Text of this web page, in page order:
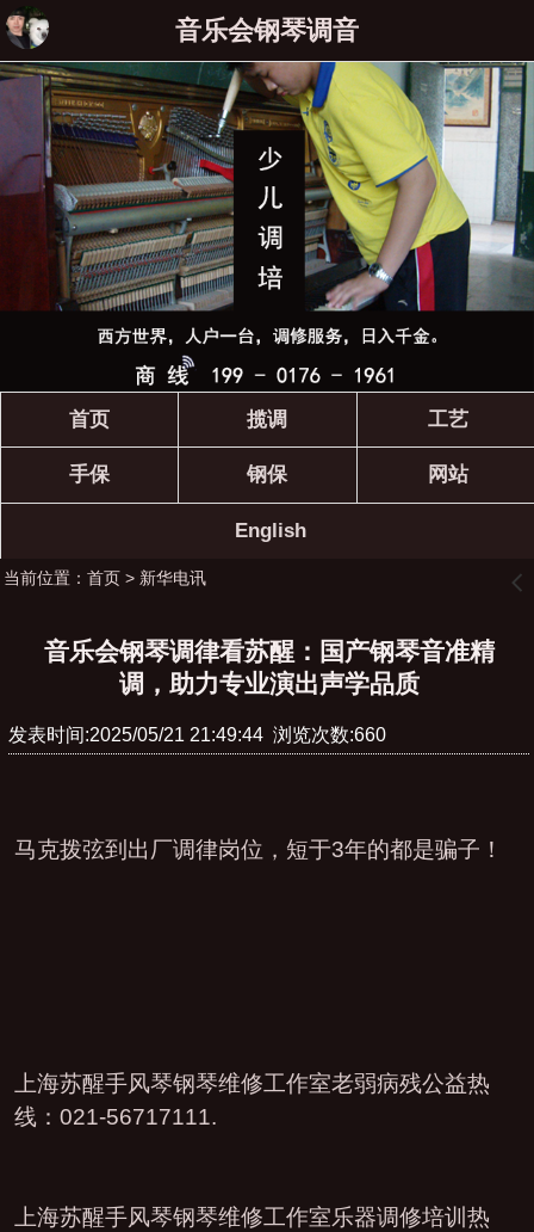
音乐会钢琴调音
首页 揽调 工艺
手保 钢保 网站
English
当前位置： 首页> 新华电讯 󰊒
音乐会钢琴调律看苏醒：国产钢琴音准精
调，助力专业演出声学品质
发表时间:2025/05/21 21:49:44 浏览次数:660
马克拨弦到出厂调律岗位，短于3年的都是骗子！
上海苏醒手风琴钢琴维修工作室老弱病残公益热
线：021-56717111.
上海苏醒手风琴钢琴维修工作室乐器调修培训热